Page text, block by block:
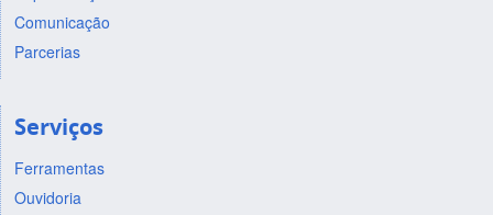
Comunicação
Parcerias
Serviços
Ferramentas
Ouvidoria